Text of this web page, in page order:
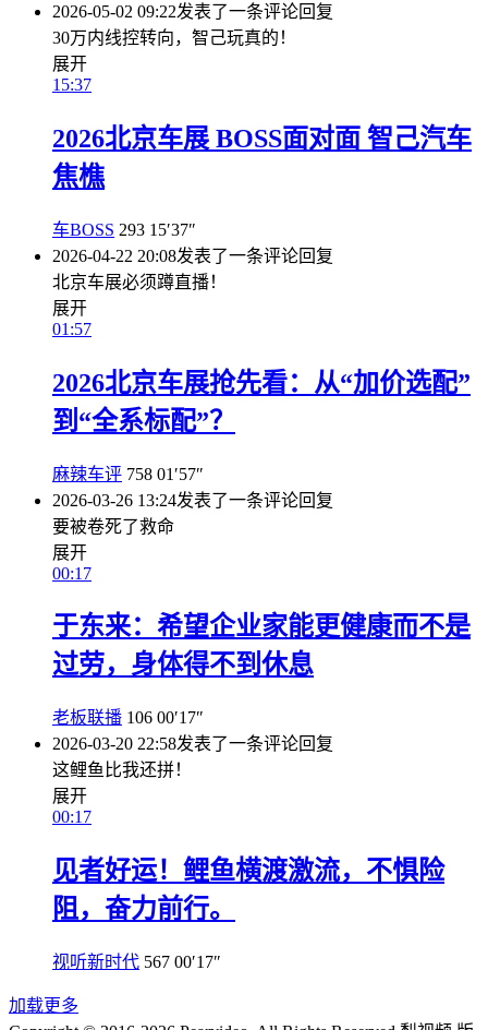
2026-05-02 09:22发表了一条评论回复
30万内线控转向，智己玩真的！
展开
15:37
2026北京车展 BOSS面对面 智己汽车
焦樵
车BOSS 293 15′37″
2026-04-22 20:08发表了一条评论回复
北京车展必须蹲直播！
展开
01:57
2026北京车展抢先看：从“加价选配”
到“全系标配”？
麻辣车评 758 01′57″
2026-03-26 13:24发表了一条评论回复
要被卷死了救命
展开
00:17
于东来：希望企业家能更健康而不是
过劳，身体得不到休息
老板联播 106 00′17″
2026-03-20 22:58发表了一条评论回复
这鲤鱼比我还拼！
展开
00:17
见者好运！鲤鱼横渡激流，不惧险
阻，奋力前行。
视听新时代 567 00′17″
加载更多